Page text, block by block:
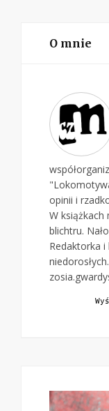
O mnie
opinii i
W
blichtru.
Redaktorka